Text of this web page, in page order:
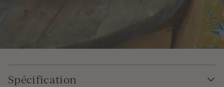
Spécification